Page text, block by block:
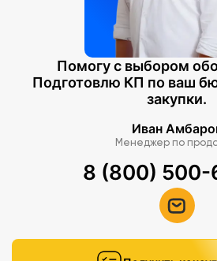
Помогу с выбором
Подготовлю КП по ваш
закупки.
Иван
Менеджер по
8 (800) 500-